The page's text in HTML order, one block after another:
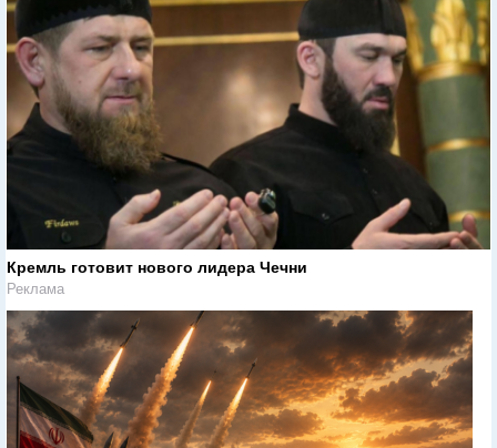
Кремль готовит нового лидера Чечни
Реклама